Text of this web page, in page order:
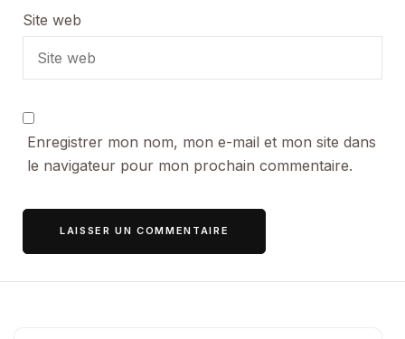
Site web
Enregistrer mon nom, mon e-mail et mon site dans
le navigateur pour mon prochain commentaire.